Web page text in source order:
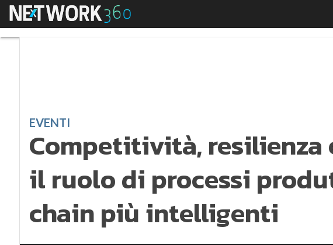
Menu Competitività, resilienza e
EVENTI
Competitività, resilienza
il ruolo di processi
chain più intelligenti